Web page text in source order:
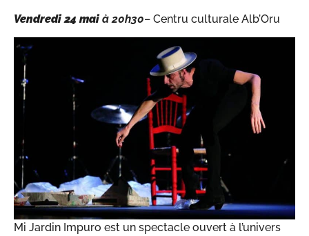
Vendredi 24 maià 20h30– Centru culturale Alb’Oru
Mi Jardin Impuro est un spectacle ouvert à l’univers